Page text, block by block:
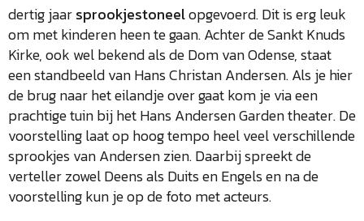
dertig jaarsprookjestoneelopgevoerd. Dit is erg leuk
om met kinderen heen te gaan. Achter de Sankt Knuds
Kirke, ook wel bekend als de Dom van Odense, staat
een standbeeld van Hans Christan Andersen. Als je hier
de brug naar het eilandje over gaat kom je via een
prachtige tuin bij het Hans Andersen Garden theater. De
voorstelling laat op hoog tempo heel veel verschillende
sprookjes van Andersen zien. Daarbij spreekt de
verteller zowel Deens als Duits en Engels en na de
voorstelling kun je op de foto met acteurs.